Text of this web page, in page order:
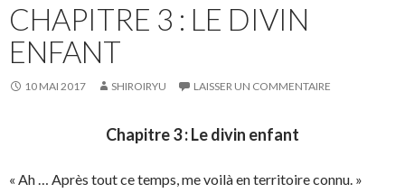
CHAPITRE 3 : LE DIVIN
ENFANT
10 MAI 2017 SHIROIRYU LAISSER UN COMMENTAIRE
Chapitre 3 : Le divin enfant
« Ah … Après tout ce temps, me voilà en territoire connu. »